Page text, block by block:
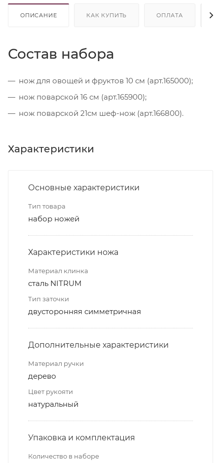
ОПИСАНИЕ КАК КУПИТЬ ОПЛАТА
Состав набора
нож для овощей и фруктов 10 см (арт.165000);
нож поварской 16 см (арт.165900);
нож поварской 21см шеф-нож (арт.166800).
Характеристики
Основные характеристики
Тип товара
набор ножей
Характеристики ножа
Материал клинка
сталь NITRUM
Тип заточки
двусторонняя симметричная
Дополнительные характеристики
Материал ручки
дерево
Цвет рукояти
натуральный
Упаковка и комплектация
Количество в наборе